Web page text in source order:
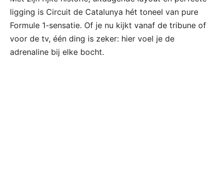
ligging is Circuit de Catalunya hét toneel van pure
Formule 1-sensatie. Of je nu kijkt vanaf de tribune of
voor de tv, één ding is zeker: hier voel je de
adrenaline bij elke bocht.